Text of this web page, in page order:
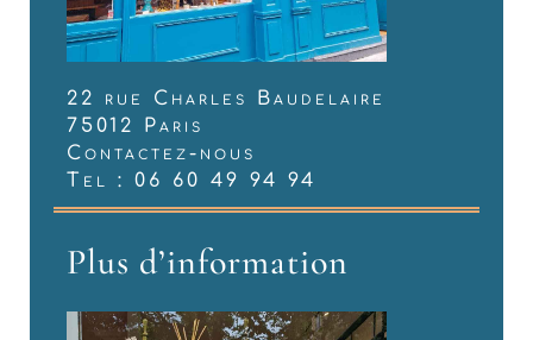
22 rue Charles Baudelaire
75012 Paris
Contactez-nous
Tel : 06 60 49 94 94
Plus d’information